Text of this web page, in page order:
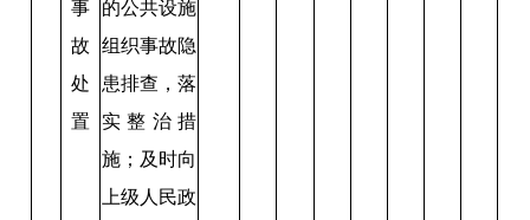
事
故
处
置
的公共设施
组织事故隐
患排查，落
实整治措
施；及时向
上级人民政